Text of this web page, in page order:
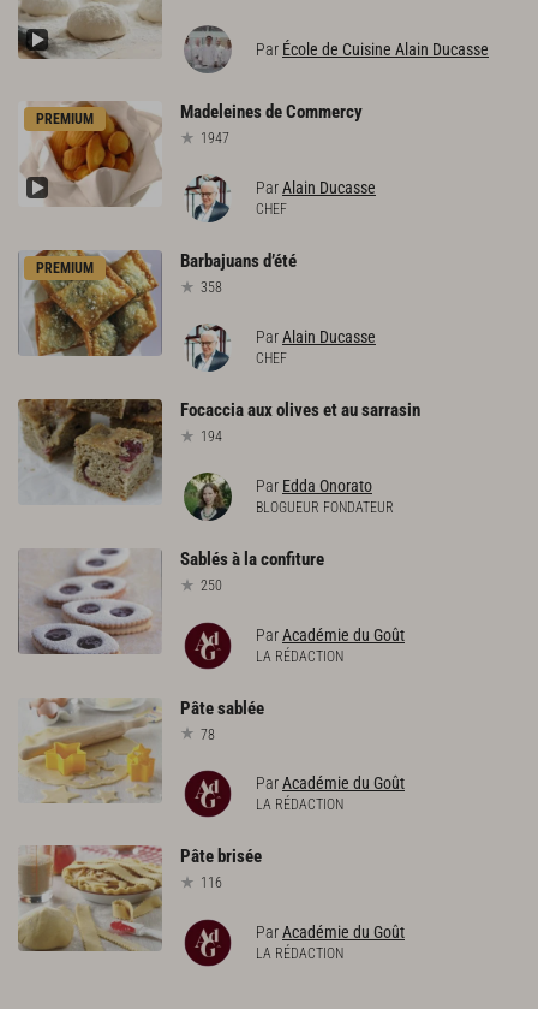
Par École de Cuisine Alain Ducasse
PREMIUM MadeleinesdeCommercy
1947
ParAlain Ducasse
CHEF
PREMIUM Barbajuansd’été
358
ParAlain Ducasse
CHEF
Focacciaauxolivesetausarrasin
194
Par Edda Onorato
BLOGUEUR FONDATEUR
Sablésà laconfiture
250
ParAcadémie du Goût
LA RÉDACTION
Pâtesablée
78
ParAcadémie du Goût
LA RÉDACTION
Pâte brisée
116
ParAcadémie du Goût
LA RÉDACTION